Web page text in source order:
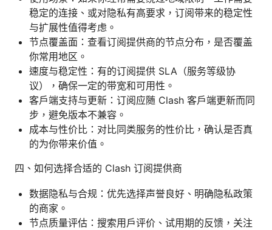
稳定的连接、或对隐私有高要求，订阅带来的稳定性
与扩展性值得考虑。
节点覆盖面：查看订阅提供商的节点分布，是否覆盖
你常用地区。
速度与稳定性：有的订阅提供 SLA（服务等级协
议），确保一定的带宽和可用性。
客户端支持与更新：订阅应随 Clash 客户端更新而同
步，避免版本不兼容。
成本与性价比：对比同类服务的性价比，确认是否真
的为你带来价值。
四、如何选择合适的 Clash 订阅提供商
数据隐私与合规：优先选择声誉良好、明确隐私政策
的商家。
节点质量评估：搜索用户评价、试用期的反馈，关注